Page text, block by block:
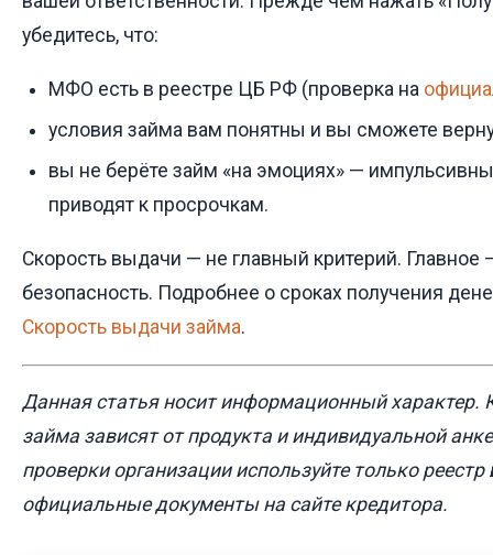
убедитесь, что:
МФО есть в реестре ЦБ РФ (проверка на
условия займа вам понятны и вы сможете
вы не берёте займ «на эмоциях» —
приводят к просрочкам.
Скорость выдачи — не главный критерий.
безопасность. Подробнее о сроках получения
Скорость выдачи займа.
Данная статья носит информационный характер.
займа зависят от продукта и индивидуальной
проверки организации используйте только
официальные документы на сайте кредитора.